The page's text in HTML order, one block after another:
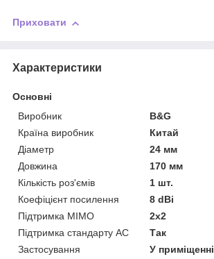
Приховати
Характеристики
Основні
Виробник
B&G
Країна виробник
Китай
Діаметр
24 мм
Довжина
170 мм
Кількість роз'ємів
1 шт.
Коефіцієнт посилення
8 dBi
Підтримка MIMO
2x2
Підтримка стандарту АС
Так
Застосування
У приміщенні